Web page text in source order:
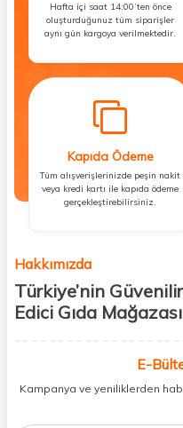
Hafta içi saat 14:00’ten önce
oluşturduğunuz tüm siparişler
aynı gün kargoya verilmektedir.
Kapıda Ödeme
Tüm alışverişlerinizde peşin nakit
veya kredi kartı ile kapıda ödeme
gerçekleştirebilirsiniz.
Hakkımızda
Türkiye’nin
Edici Gıda Mağazası
kişisel bakım hem de takviye
buluşturuyoruz. Artık mağaza
ihtiyacınız olan her şeyi tek bir
E-
Kampanya ve yeniliklerden